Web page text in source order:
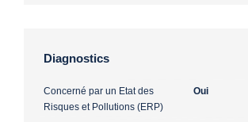
Diagnostics
Concerné par un Etat des
Risques et Pollutions (ERP)
Oui